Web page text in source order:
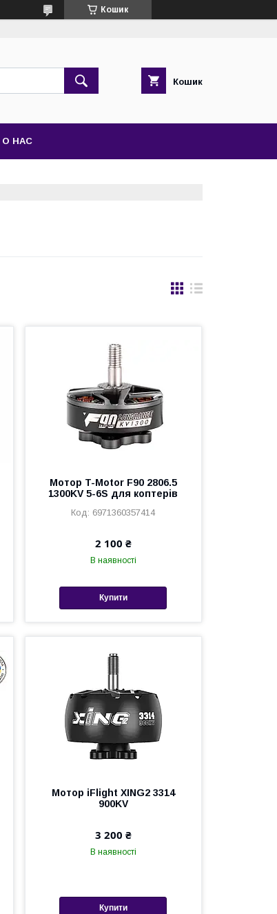
Кошик
Кошик
О НАС
Мотор T-Motor F90 2806.5
1300KV 5-6S для коптерів
6971360357414
2 100 ₴
В наявності
Купити
Мотор iFlight XING2 3314
900KV
3 200 ₴
В наявності
Купити